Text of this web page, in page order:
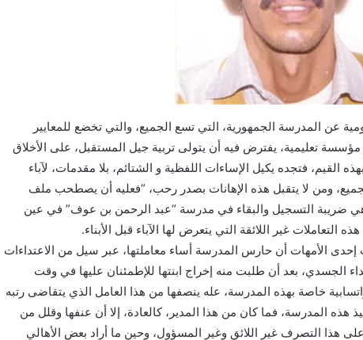
عن المدرسة الجمهورية، التي تسع الجميع، والتي تخضع للمعايير
مؤسسة تعليمية، يفترض فيه أن يتولى تربية جيل المستقبل، على الأخلاق
القيم، فتجده يكيل الإساءات اللفظية و الشتائم، بلا مقدمات، لآباء
ومن لا يتقبل هذه الإهانات بصدر رحب، “فعليه أن يصطحب ملف
هي ضريبة التسجيل والبقاء في مدرسة “عبد الرحمن بن عوف” في عين
غير اللائقة التي يتعرض لها الآباء قبل الأبناء.
إحدى الأمهات أن حارس المدرسة أساء معاملتها، عبر سيل من الاعتداءات
الجسدي، بعد أن طلبت منه إخراج ابنتها للإطمئنان عليها في وقت
خاصة بهذه المدرسة، عله ينصفها من هذا العامل الذي يتقاضى رتبه
هذه المدرسة، فما كان من هذا المدير، كالعادة، إلا أن عنفها وقلل من
هذا التصرف غير اللائق وغير المسؤول، وحين ما أراد بعض الأهالي